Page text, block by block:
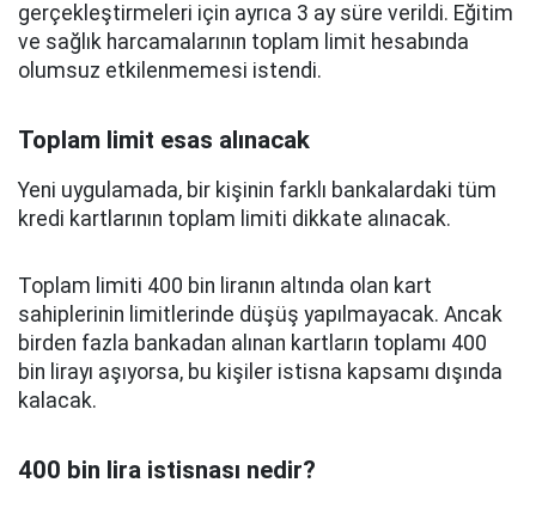
gerçekleştirmeleri için ayrıca 3 ay süre verildi. Eğitim
ve sağlık harcamalarının toplam limit hesabında
olumsuz etkilenmemesi istendi.
Toplam limit esas alınacak
Yeni uygulamada, bir kişinin farklı bankalardaki tüm
kredi kartlarının toplam limiti dikkate alınacak.
Toplam limiti 400 bin liranın altında olan kart
sahiplerinin limitlerinde düşüş yapılmayacak. Ancak
birden fazla bankadan alınan kartların toplamı 400
bin lirayı aşıyorsa, bu kişiler istisna kapsamı dışında
kalacak.
400 bin lira istisnası nedir?